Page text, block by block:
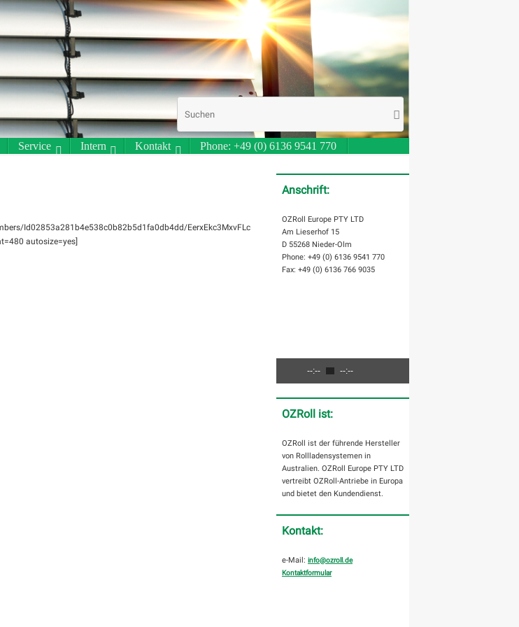
Suche
nach:
Suchen
Service Intern Kontakt Phone: +49 (0) 6136 9541 770
Id02853a281b4e538c0b82b5d1fa0db4dd/EerxEkc3MxvFLc
autosize=yes]
Anschrift:
OZRoll Europe PTY LTD
Am Lieserhof 15
D 55268 Nieder-Olm
Phone: +49 (0) 6136 9541 770
Fax: +49 (0) 6136 766 9035
--:-- --:--
OZRoll ist:
OZRoll ist der führende Hersteller
von Rollladensystemen in
Australien. OZRoll Europe PTY LTD
vertreibt OZRoll-Antriebe in Europa
und bietet den Kundendienst.
Kontakt:
e-Mail: info@ozroll.de
Kontaktformular